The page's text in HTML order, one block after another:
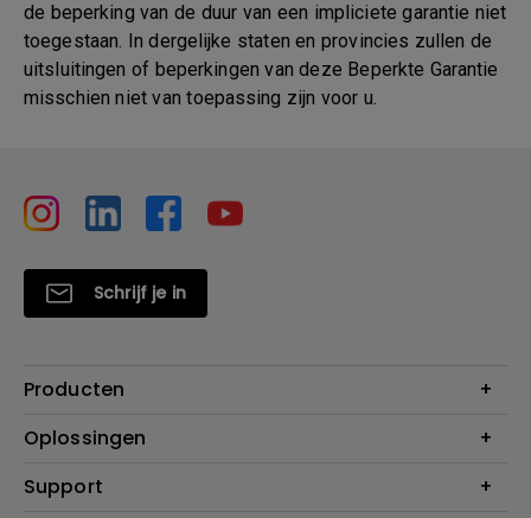
de beperking van de duur van een impliciete garantie niet
toegestaan. In dergelijke staten en provincies zullen de
uitsluitingen of beperkingen van deze Beperkte Garantie
misschien niet van toepassing zijn voor u.
Schrijf je in
Producten
Projectoren
Verlichting
Oplossingen
Education
Support